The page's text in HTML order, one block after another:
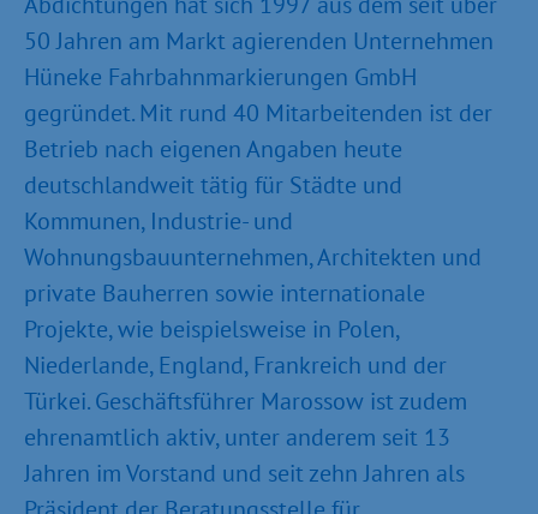
50 Jahren am Markt agierenden Unternehmen
Hüneke Fahrbahnmarkierungen GmbH
gegründet. Mit rund 40 Mitarbeitenden ist der
Betrieb nach eigenen Angaben heute
deutschlandweit tätig für Städte und
Kommunen, Industrie- und
Wohnungsbauunternehmen, Architekten und
private Bauherren sowie internationale
Projekte, wie beispielsweise in Polen,
Niederlande, England, Frankreich und der
Türkei. Geschäftsführer Marossow ist zudem
ehrenamtlich aktiv, unter anderem seit 13
Jahren im Vorstand und seit zehn Jahren als